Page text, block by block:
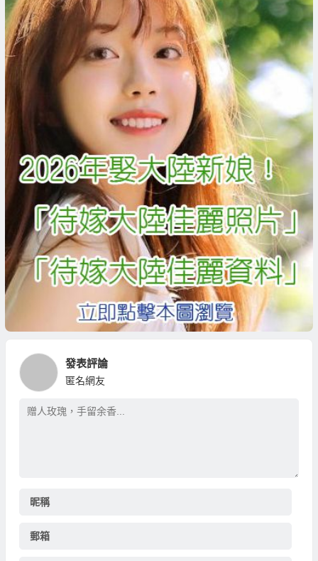
發表評論
匿名網友
昵稱
郵箱